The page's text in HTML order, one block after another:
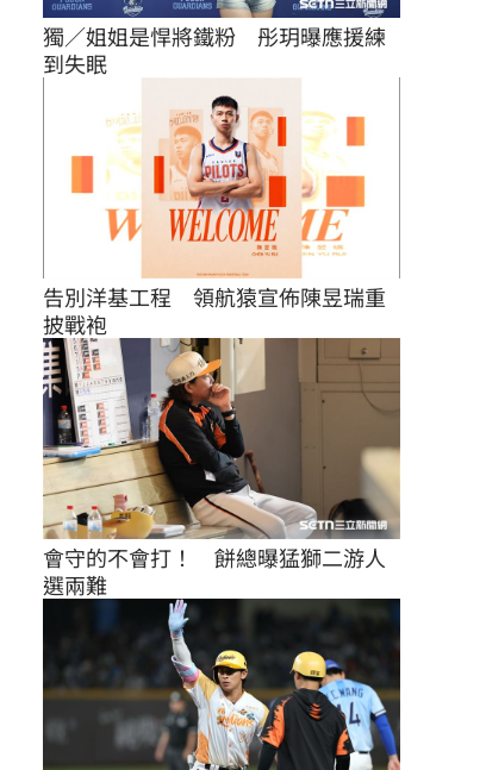
獨／姐姐是悍將鐵粉　彤玥曝應援練
到失眠
告別洋基工程　領航猿宣佈陳昱瑞重
披戰袍
會守的不會打！　餅總曝猛獅二游人
選兩難